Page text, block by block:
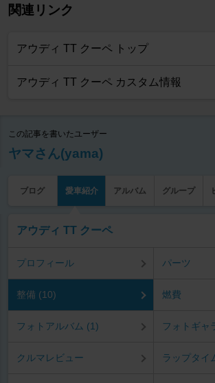
関連リンク
アウディ TT クーペ トップ
アウディ TT クーペ カスタム情報
この記事を書いたユーザー
ヤマさん(yama)
ブログ 愛車紹介 アルバム グループ
アウディ TT クーペ
プロフィール パーツ
整備 (10) 燃費
フォトアルバム (1) フォトギャ
クルマレビュー ラップタイ